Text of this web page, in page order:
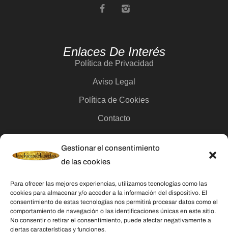
Gestionar el consentimiento
de las cookies
Para ofrecer las mejores experiencias, utilizamos tecnologías como las
cookies para almacenar y/o acceder a la información del dispositivo. El
consentimiento de estas tecnologías nos permitirá procesar datos como el
comportamiento de navegación o las identificaciones únicas en este sitio.
No consentir o retirar el consentimiento, puede afectar negativamente a
ciertas características y funciones.
Enlaces De Interés
Política de Privacidad
Aviso Legal
Política de Cookies
Contacto
Categorías
Velas
Inciensos
Aceites esenciales
Aguas rituales y colonias